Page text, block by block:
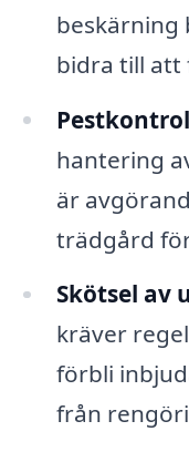
beskärning
bidra till att
hantering
är
trädgård
Skötsel av
kräver
förbli
från